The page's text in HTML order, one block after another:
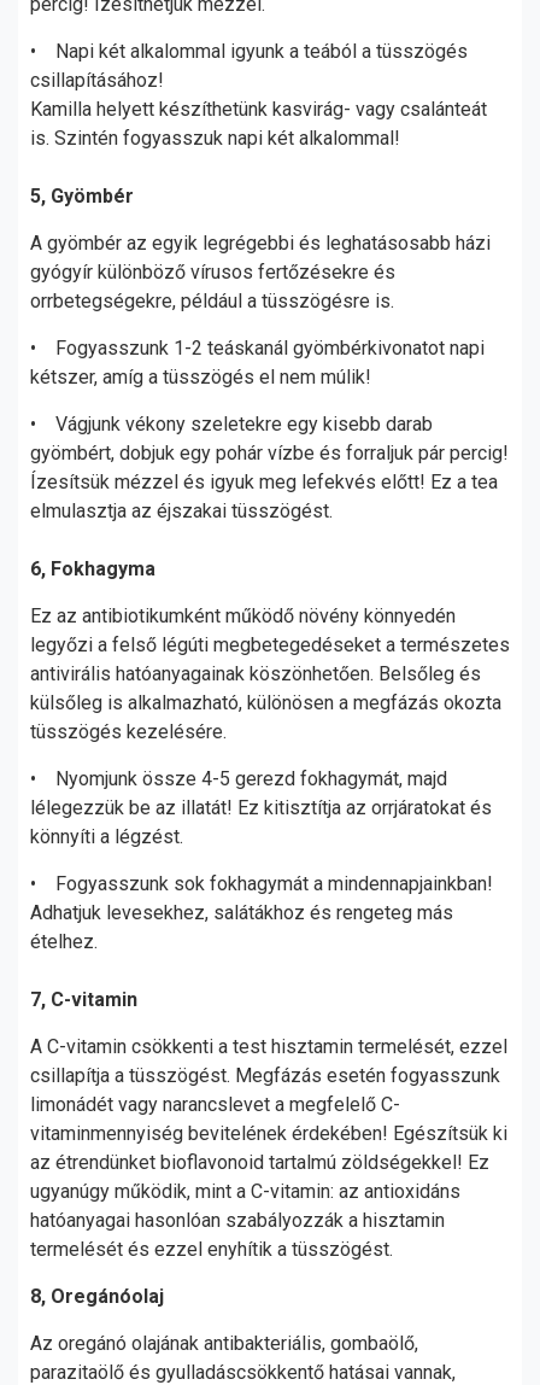
• Napi két alkalommal igyunk a teából a tüsszögés
csillapításához!
Kamilla helyett készíthetünk kasvirág- vagy csalánteát
is. Szintén fogyasszuk napi két alkalommal!
5, Gyömbér
A gyömbér az egyik legrégebbi és leghatásosabb házi
gyógyír különböző vírusos fertőzésekre és
orrbetegségekre, például a tüsszögésre is.
• Fogyasszunk 1-2 teáskanál gyömbérkivonatot napi
kétszer, amíg a tüsszögés el nem múlik!
• Vágjunk vékony szeletekre egy kisebb darab
gyömbért, dobjuk egy pohár vízbe és forraljuk pár percig!
Ízesítsük mézzel és igyuk meg lefekvés előtt! Ez a tea
elmulasztja az éjszakai tüsszögést.
6, Fokhagyma
Ez az antibiotikumként működő növény könnyedén
legyőzi a felső légúti megbetegedéseket a természetes
antivirális hatóanyagainak köszönhetően. Belsőleg és
külsőleg is alkalmazható, különösen a megfázás okozta
tüsszögés kezelésére.
• Nyomjunk össze 4-5 gerezd fokhagymát, majd
lélegezzük be az illatát! Ez kitisztítja az orrjáratokat és
könnyíti a légzést.
• Fogyasszunk sok fokhagymát a mindennapjainkban!
Adhatjuk levesekhez, salátákhoz és rengeteg más
ételhez.
7, C-vitamin
A C-vitamin csökkenti a test hisztamin termelését, ezzel
csillapítja a tüsszögést. Megfázás esetén fogyasszunk
limonádét vagy narancslevet a megfelelő C-
vitaminmennyiség bevitelének érdekében! Egészítsük ki
az étrendünket bioflavonoid tartalmú zöldségekkel! Ez
ugyanúgy működik, mint a C-vitamin: az antioxidáns
hatóanyagai hasonlóan szabályozzák a hisztamin
termelését és ezzel enyhítik a tüsszögést.
8, Oregánóolaj
Az oregánó olajának antibakteriális, gombaölő,
parazitaölő és gyulladáscsökkentő hatásai vannak,